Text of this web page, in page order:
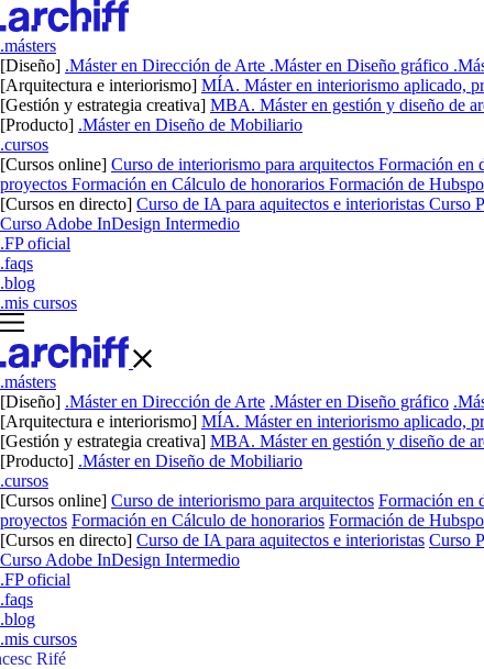
.másters
[Diseño] .Máster en Dirección de Arte .Máster en Diseño gráfico
[Arquitectura e interiorismo] MÍA. Máster en interiorismo aplicado,
[Gestión y estrategia creativa] MBA. Máster en gestión y diseño de
[Producto] .Máster en Diseño de Mobiliario
.cursos
[Cursos online] Curso de interiorismo para arquitectos Formación en
proyectos Formación en Cálculo de honorarios Formación de
[Cursos en directo] Curso de IA para aquitectos e interioristas Curso
Curso Adobe InDesign Intermedio
.FP oficial
.faqs
.blog
.mis cursos
.másters
[Diseño] .Máster en Dirección de Arte .Máster en Diseño gráfico
[Arquitectura e interiorismo] MÍA. Máster en interiorismo aplicado,
[Gestión y estrategia creativa] MBA. Máster en gestión y diseño de
[Producto] .Máster en Diseño de Mobiliario
.cursos
[Cursos online] Curso de interiorismo para arquitectos Formación en
proyectos Formación en Cálculo de honorarios Formación de
[Cursos en directo] Curso de IA para aquitectos e interioristas Curso
Curso Adobe InDesign Intermedio
.FP oficial
.faqs
.blog
.mis cursos
Rifé